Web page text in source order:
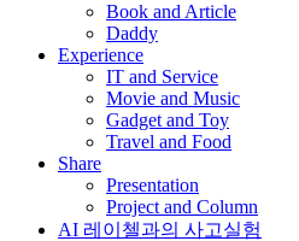
Book and Article
Daddy
Experience
IT and Service
Movie and Music
Gadget and Toy
Travel and Food
Share
Presentation
Project and Column
AI 레이첼과의 사고실험